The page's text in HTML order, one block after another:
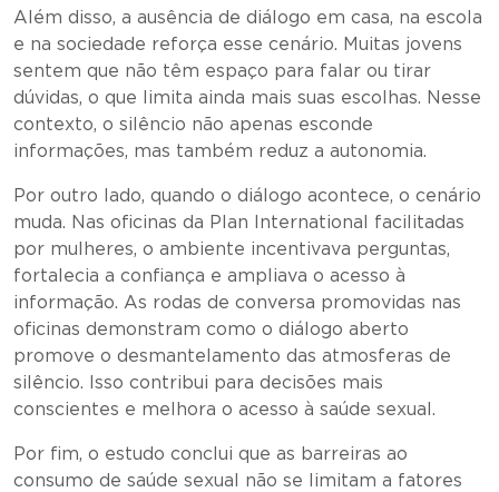
Além disso, a ausência de diálogo em casa, na escola
e na sociedade reforça esse cenário. Muitas jovens
sentem que não têm espaço para falar ou tirar
dúvidas, o que limita ainda mais suas escolhas. Nesse
contexto, o silêncio não apenas esconde
informações, mas também reduz a autonomia.
Por outro lado, quando o diálogo acontece, o cenário
muda. Nas oficinas da Plan International facilitadas
por mulheres, o ambiente incentivava perguntas,
fortalecia a confiança e ampliava o acesso à
informação. As rodas de conversa promovidas nas
oficinas demonstram como o diálogo aberto
promove o desmantelamento das atmosferas de
silêncio. Isso contribui para decisões mais
conscientes e melhora o acesso à saúde sexual.
Por fim, o estudo conclui que as barreiras ao
consumo de saúde sexual não se limitam a fatores